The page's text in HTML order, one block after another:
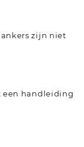
zijn niet
een handleiding